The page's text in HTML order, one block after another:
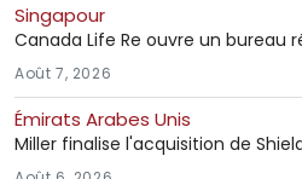
Singapour
Canada Life Re ouvre un bureau
Août 7, 2026
Émirats Arabes Unis
Miller finalise l'acquisition de